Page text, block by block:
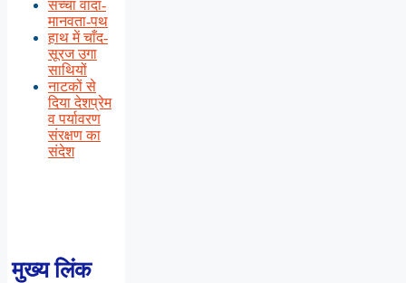
सच्चा वादा-
मानवता-पथ
हाथ में चाँद-
सूरज उगा
साथियों
नाटकों से
दिया देशप्रेम
व पर्यावरण
संरक्षण का
संदेश
मुख्य लिंक